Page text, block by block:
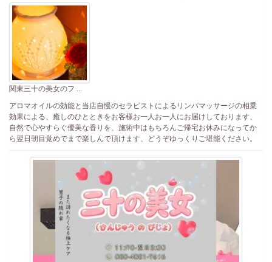
関東三十の美女のフ ...
アロマオイルの効能と当店自慢のセラピストによるリンパマッサージの相乗
効果による、癒しのひとときをお客様お一人お一人にお届けしております、
自然で心やすらぐ優美な香りを、施術中はもちろんご帰宅お休みになってか
ら翌日朝目覚めでまで楽しんで頂けます、どうぞゆっくりご堪能ください。